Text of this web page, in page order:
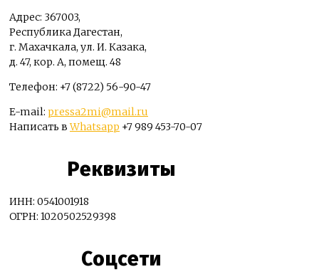
Адрес: 367003,
Республика Дагестан,
г. Махачкала, ул. И. Казака,
д. 47, кор. А, помещ. 48
Телефон: +7 (8722) 56-90-47
E-mail: pressa2mi@mail.ru
Написать вWhatsapp +7 989 453-70-07
Реквизиты
ИНН: 0541001918
ОГРН: 1020502529398
Соцсети